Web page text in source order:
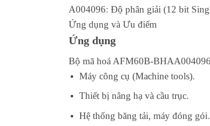
A004096: Độ phân giải (12 bit
Ứng dụng và Ưu điểm
Ứng dụng
Bộ mã hoá AFM60B-
Máy công cụ (Machine tools).
Thiết bị nâng hạ và cầu trục.
Hệ thống băng tải, máy đóng gói.